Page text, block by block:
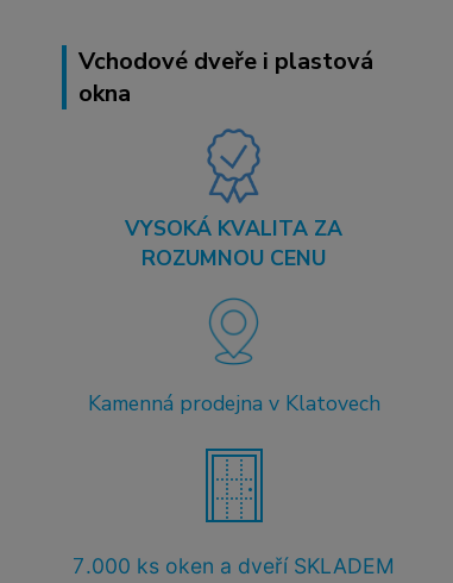
Vchodové dveře i plastová
okna
VYSOKÁ KVALITA ZA
ROZUMNOU CENU
Kamenná prodejna v Klatovech
7.000 ks oken a dveří SKLADEM